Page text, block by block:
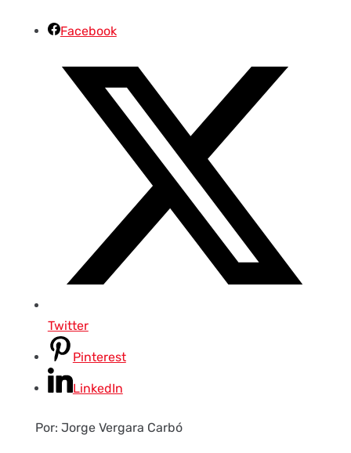
Facebook
Twitter
Pinterest
LinkedIn
Por: Jorge Vergara Carbó